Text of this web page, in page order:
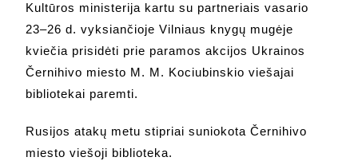
Kultūros ministerija kartu su partneriais vasario
23–26 d. vyksiančioje Vilniaus knygų mugėje
kviečia prisidėti prie paramos akcijos Ukrainos
Černihivo miesto M. M. Kociubinskio viešajai
bibliotekai paremti.
Rusijos atakų metu stipriai suniokota Černihivo
miesto viešoji biblioteka.